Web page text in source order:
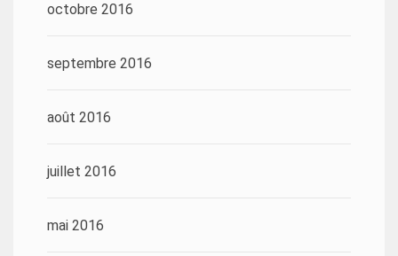
octobre 2016
septembre 2016
août 2016
juillet 2016
mai 2016